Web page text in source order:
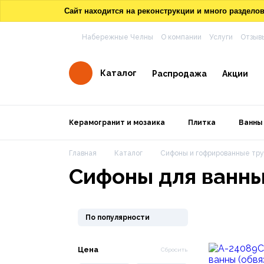
Сайт находится на реконструкции и много
Набережные Челны О компании Услуги
Каталог Распродажа Акции
Керамогранит и мозаика Плитка
Главная Каталог Сифоны и гофрированные
Сифоны для
По популярности
Цена Сбросить